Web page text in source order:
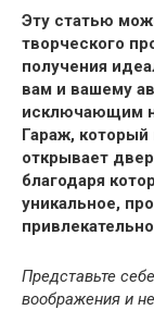
Эту статью
творческого
получения
вам и вашему
исключающим
Гараж,
открывает
благодаря
уникальное,
Представьте
воображения и